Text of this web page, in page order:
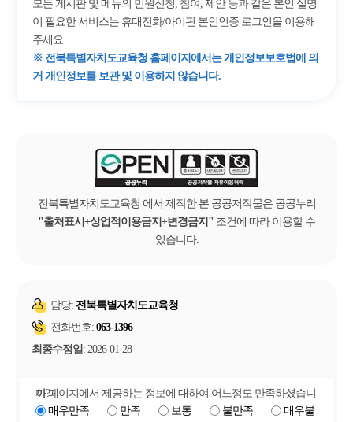
모든 게시판 및 메뉴의 민원신청, 참여, 제안 등과 같은 본인 실명
이 필요한 서비스는 휴대전화/아이핀 본인인증 로그인을 이용해
주세요.
※ 전북특별자치도교육청 홈페이지에서는 개인정보보호법에 의
거 개인정보를 보관 및 이용하지 않습니다.
전북특별자치도교육청 에서 제작한 본 공공저작물은 공공누리
출처표시+상업적이용금지+변경금지
조건에 따라 이용할 수
있습니다.
담당: 전북특별자치도교육청
전화번호: 063-1396
최종수정일: 2026-01-28
이 페이지에서 제공하는 정보에 대하여 어느정도 만족하셨습니까?
매우만족
만족 보통 불만족
매우불